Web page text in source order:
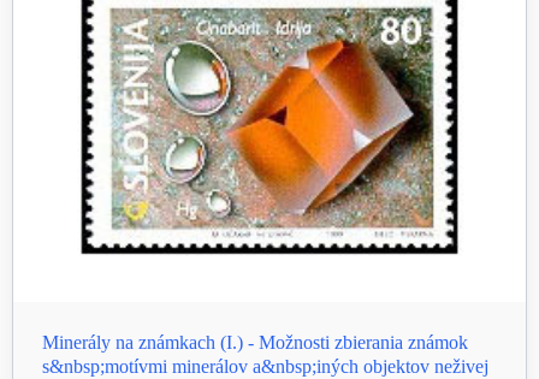
Minerály na známkach (I.) - Možnosti zbierania známok
s&nbsp;motívmi minerálov a&nbsp;iných objektov neživej